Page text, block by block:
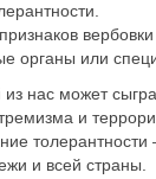
органы или
нас может
и
и всей страны.